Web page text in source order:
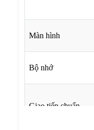
Màn hình
Bộ nhớ
Giao tiếp chuẩn